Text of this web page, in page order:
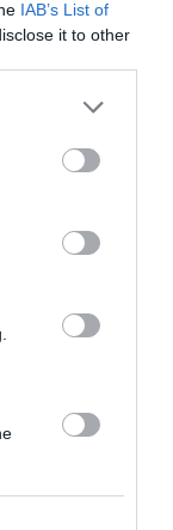
IAB’s List of
it to other
alle tante
la
di vita di
origine,
festeggiamenti dopo la